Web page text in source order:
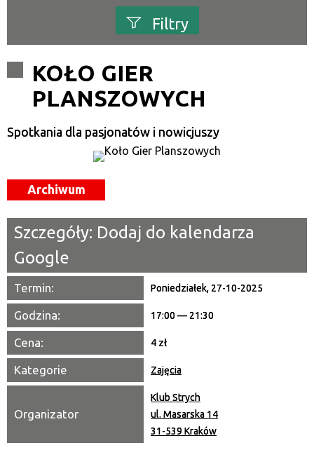
Filtry
Kategoria
Trwające w zakresie
—
Organizator
KOŁO GIER
PLANSZOWYCH
Spotkania dla pasjonatów i nowicjuszy
Archiwum
Szczegóły: Dodaj do kalendarza
Google
Termin: Poniedziałek, 27-10-2025
Godzina: 17:00 — 21:30
Cena: 4 zł
Kategorie Zajęcia
Organizator
Klub Strych
ul. Masarska 14
31-539 Kraków